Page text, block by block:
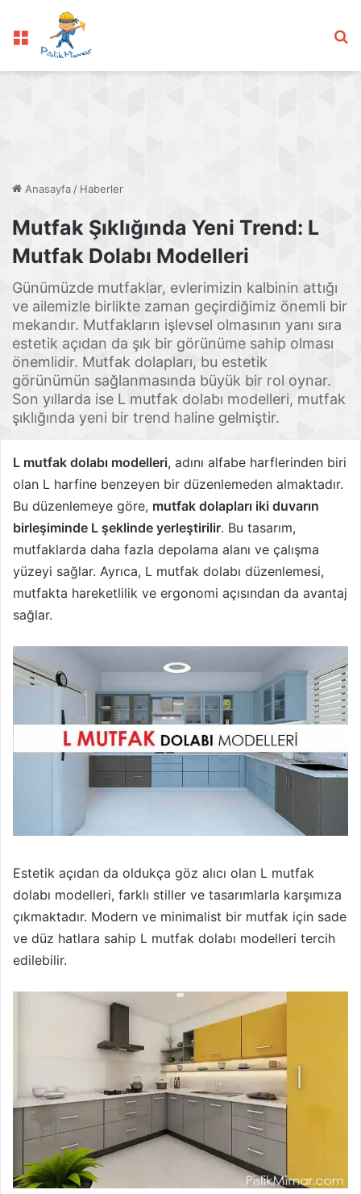
Menü
Anasayfa / Haberler
Mutfak Şıklığında Yeni Trend: L
Mutfak Dolabı Modelleri
Günümüzde mutfaklar, evlerimizin kalbinin attığı
ve ailemizle birlikte zaman geçirdiğimiz önemli bir
mekandır. Mutfakların işlevsel olmasının yanı sıra
estetik açıdan da şık bir görünüme sahip olması
önemlidir. Mutfak dolapları, bu estetik
görünümün sağlanmasında büyük bir rol oynar.
Son yıllarda ise L mutfak dolabı modelleri, mutfak
şıklığında yeni bir trend haline gelmiştir.
L mutfak dolabı modelleri, adını alfabe harflerinden biri
olan L harfine benzeyen bir düzenlemeden almaktadır.
Bu düzenlemeye göre, mutfak dolapları iki duvarın
birleşiminde L şeklinde yerleştirilir. Bu tasarım,
mutfaklarda daha fazla depolama alanı ve çalışma
yüzeyi sağlar. Ayrıca, L mutfak dolabı düzenlemesi,
mutfakta hareketlilik ve ergonomi açısından da avantaj
sağlar.
Estetik açıdan da oldukça göz alıcı olan L mutfak
dolabı modelleri, farklı stiller ve tasarımlarla karşımıza
çıkmaktadır. Modern ve minimalist bir mutfak için sade
ve düz hatlara sahip L mutfak dolabı modelleri tercih
edilebilir.